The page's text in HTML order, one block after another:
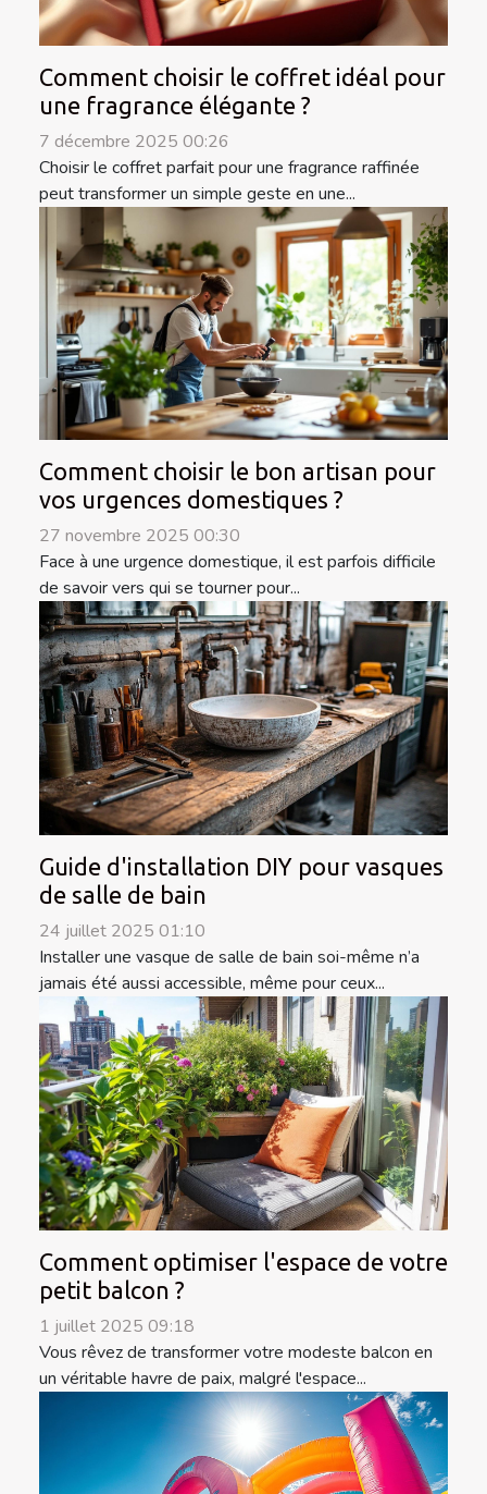
Comment choisir le coffret idéal pour
une fragrance élégante ?
7 décembre 2025 00:26
Choisir le coffret parfait pour une fragrance raffinée
peut transformer un simple geste en une...
Comment choisir le bon artisan pour
vos urgences domestiques ?
27 novembre 2025 00:30
Face à une urgence domestique, il est parfois difficile
de savoir vers qui se tourner pour...
Guide d'installation DIY pour vasques
de salle de bain
24 juillet 2025 01:10
Installer une vasque de salle de bain soi-même n’a
jamais été aussi accessible, même pour ceux...
Comment optimiser l'espace de votre
petit balcon ?
1 juillet 2025 09:18
Vous rêvez de transformer votre modeste balcon en
un véritable havre de paix, malgré l'espace...